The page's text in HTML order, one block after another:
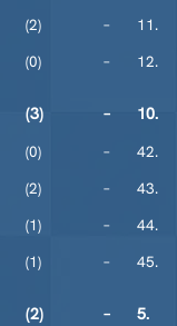
(2) –
11.
(0) – 12.
(3) – 10.
(0) –
42.
(2) –
43.
(1) –
44.
(1) – 45.
(2) – 5.